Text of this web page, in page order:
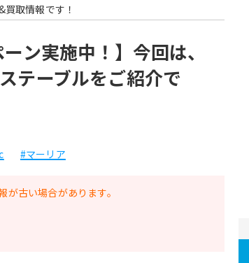
取情報です！
ン実施中！】今回は、
テーブルをご紹介で
#マーリア
古い場合があります。